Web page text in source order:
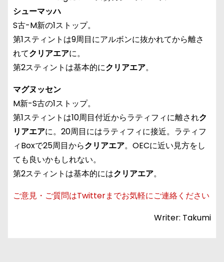
シューマッハ
S古-M新の1ストップ。
第1スティントは9周目にアルボンに抜かれてから離さ
れてクリアエアに。
第2スティントは基本的にクリアエア。
マグヌッセン
M新-S古の1ストップ。
第1スティントは10周目付近からラティフィに離されク
リアエアに。20周目にはラティフィに接近。ラティフ
ィBoxで25周目からクリアエア。OECに近い見方をし
ても良いかもしれない。
第2スティントは基本的にはクリアエア。
ご意見・ご質問はTwitterまでお気軽にご連絡ください
Writer: Takumi